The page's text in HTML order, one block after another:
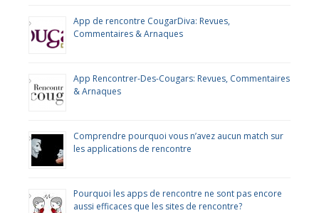
App de rencontre CougarDiva: Revues,
Commentaires & Arnaques
App Rencontrer-Des-Cougars: Revues, Commentaires
& Arnaques
Comprendre pourquoi vous n’avez aucun match sur
les applications de rencontre
Pourquoi les apps de rencontre ne sont pas encore
aussi efficaces que les sites de rencontre?